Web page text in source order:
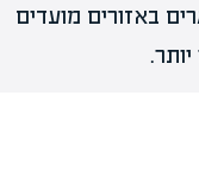
באזורים מועדים